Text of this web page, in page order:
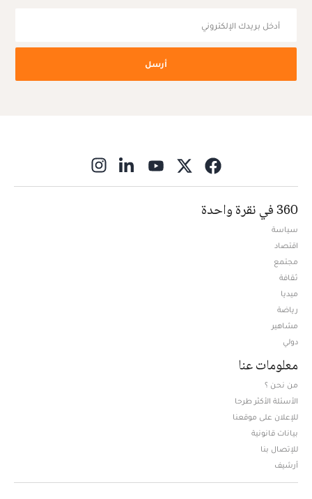
أرسل
360 في نقرة واحدة
سياسة
اقتصاد
مجتمع
ثقافة
ميديا
رياضة
مشاهير
دولي
معلومات عنا
من نحن ؟
الأسئلة الأكثر طرحا
للإعلان على موقعنا
بيانات قانونية
للإتصال بنا
أرشيف